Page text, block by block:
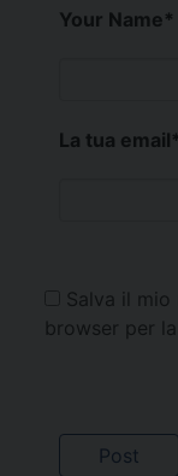
Your Name*
La tua email*
Salva il
browser per